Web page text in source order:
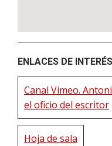
ENLACES DE INTERÉS
Canal Vimeo.
el oficio del escritor
Hoja de sala